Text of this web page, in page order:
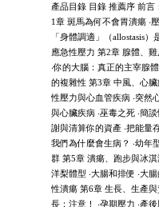
產品目錄 目錄 推薦序 前
1章 斑馬為何不會胃潰瘍 ‧
「身體調適」（allostasis
應急性壓力 第2章 腺體、
‧你的大腦：真正的主宰腺
的複雜性 第3章 中風、心臟
性壓力與心血管疾病 ‧突然
與心臟疾病 ‧巫毒之死 ‧簡
謝與清算你的資產 ‧把能量
我們為什麼會生病？ ‧幼年
群 第5章 潰瘍、跑步與冰
洋梨體型 ‧大腸和排便 ‧大
性潰瘍 第6章 生長、生產與
長：注意！ ‧孕期壓力 ‧產